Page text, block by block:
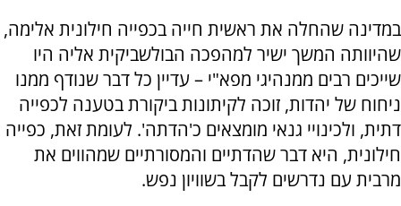
במדינה שהחלה את ראשית חייה בכפייה חילונית אלימה,
שהיוותה המשך ישיר למהפכה הבולשביקית אליה היו
שייכים רבים ממנהיגי מפא"י – עדיין כל דבר שנודף ממנו
ניחוח של יהדות, זוכה לקיתונות ביקורת בטענה לכפייה
דתית, ולכינויי גנאי מומצאים כ'הדתה'. לעומת זאת, כפייה
חילונית, היא דבר שהדתיים והמסורתיים שמהווים את
מרבית עם נדרשים לקבל בשוויון נפש.